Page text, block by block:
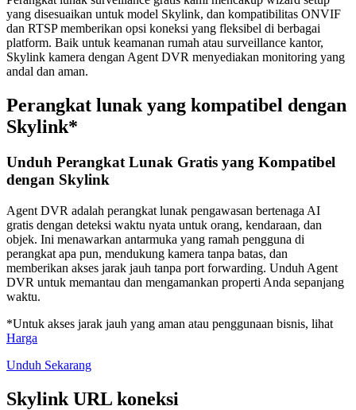
yang disesuaikan untuk model Skylink, dan kompatibilitas ONVIF
dan RTSP memberikan opsi koneksi yang fleksibel di berbagai
platform. Baik untuk keamanan rumah atau surveillance kantor,
Skylink kamera dengan Agent DVR menyediakan monitoring yang
andal dan aman.
Perangkat lunak yang kompatibel dengan
Skylink*
Unduh Perangkat Lunak Gratis yang Kompatibel
dengan Skylink
Agent DVR adalah perangkat lunak pengawasan bertenaga AI
gratis dengan deteksi waktu nyata untuk orang, kendaraan, dan
objek. Ini menawarkan antarmuka yang ramah pengguna di
perangkat apa pun, mendukung kamera tanpa batas, dan
memberikan akses jarak jauh tanpa port forwarding. Unduh Agent
DVR untuk memantau dan mengamankan properti Anda sepanjang
waktu.
*Untuk akses jarak jauh yang aman atau penggunaan bisnis, lihat
Harga
Unduh Sekarang
Skylink URL koneksi